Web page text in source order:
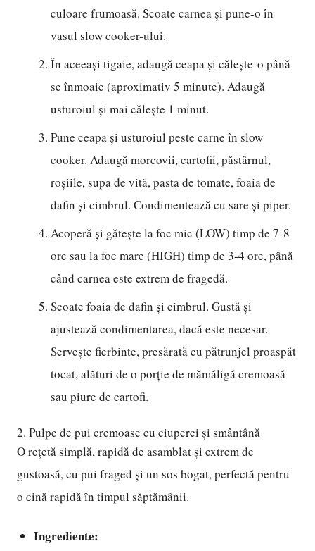
culoare frumoasă. Scoate carnea și pune-o în
vasul slow cooker-ului.
În aceeași tigaie, adaugă ceapa și călește-o până
se înmoaie (aproximativ 5 minute). Adaugă
usturoiul și mai călește 1 minut.
Pune ceapa și usturoiul peste carne în slow
cooker. Adaugă morcovii, cartofii, păstârnul,
roșiile, supa de vită, pasta de tomate, foaia de
dafin și cimbrul. Condimentează cu sare și piper.
Acoperă și gătește la foc mic (LOW) timp de 7-8
ore sau la foc mare (HIGH) timp de 3-4 ore, până
când carnea este extrem de fragedă.
Scoate foaia de dafin și cimbrul. Gustă și
ajustează condimentarea, dacă este necesar.
Servește fierbinte, presărată cu pătrunjel proaspăt
tocat, alături de o porție de mămăligă cremoasă
sau piure de cartofi.
2. Pulpe de pui cremoase cu ciuperci și smântână
O rețetă simplă, rapidă de asamblat și extrem de
gustoasă, cu pui fraged și un sos bogat, perfectă pentru
o cină rapidă în timpul săptămânii.
Ingrediente: